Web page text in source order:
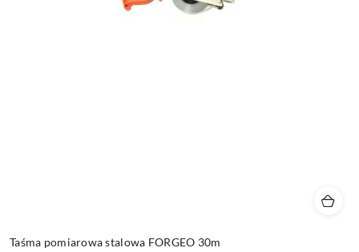
Taśma pomiarowa stalowa FORGEO 30m